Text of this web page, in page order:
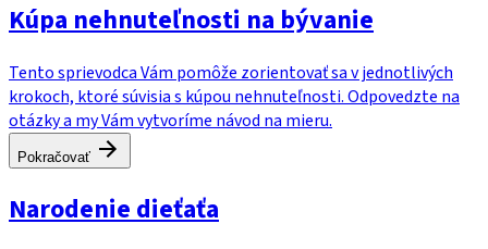
Kúpa nehnuteľnosti na bývanie
Tento sprievodca Vám pomôže zorientovať sa v jednotlivých
krokoch, ktoré súvisia s kúpou nehnuteľnosti. Odpovedzte na
otázky a my Vám vytvoríme návod na mieru.
Pokračovať
Narodenie dieťaťa